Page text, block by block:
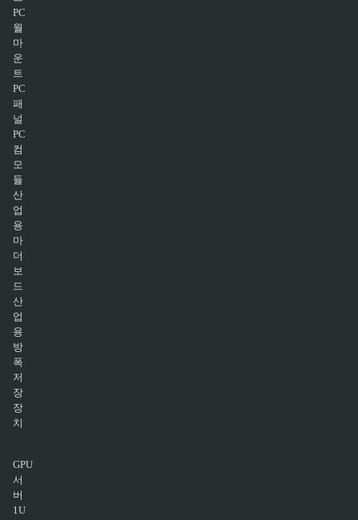
PC
월
마
운
트
PC
패
널
PC
컴
모
듈
산
업
용
마
더
보
드
산
업
용
방
폭
저
장
장
치
GPU
서
버
1U